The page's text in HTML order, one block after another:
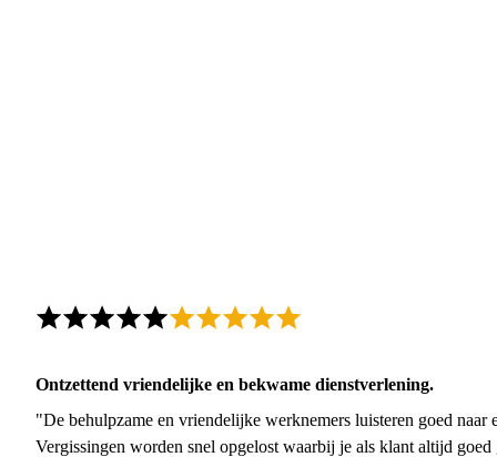
Ontzettend vriendelijke en bekwame dienstverlening.
"De behulpzame en vriendelijke werknemers luisteren goed naar
Vergissingen worden snel opgelost waarbij je als klant altijd